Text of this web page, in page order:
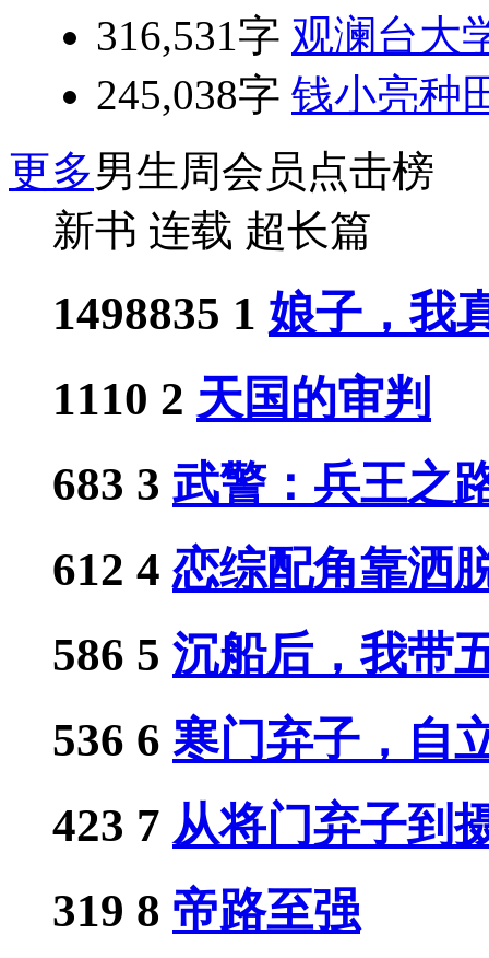
316,531字 观澜台大
245,038字 钱小亮种
更多男生周会员点击榜
新书 连载 超长篇
1498835 1 娘子，我
1110 2 天国的审判
683 3 武警：兵王之
612 4 恋综配角靠洒
586 5 沉船后，我带
536 6 寒门弃子，自
423 7 从将门弃子到
319 8 帝路至强